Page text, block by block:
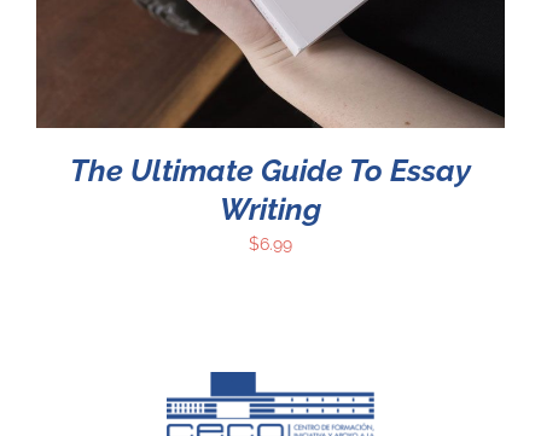
The Ultimate Guide To Essay
Writing
$6.99